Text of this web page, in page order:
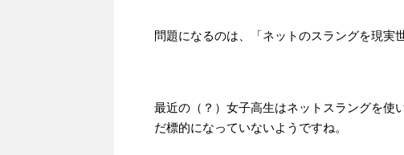
問題になるのは、「ネットのスラングを現実
最近の（？）女子高生はネットスラングを使
だ標的になっていないようですね。